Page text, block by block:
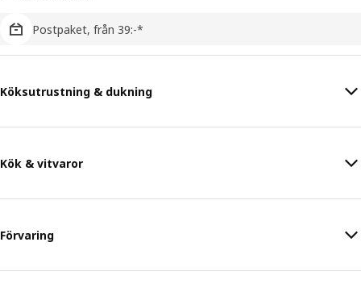
Postpaket, från 39:-*
Köksutrustning & dukning
Kök & vitvaror
Förvaring